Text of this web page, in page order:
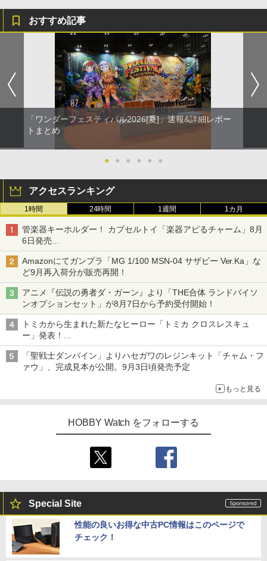
おすすめ記事
「ワンダーフェスティバル2026[夏]」速報&詳細レポー
トまとめ
● ● ● ● ● ●
アクセスランキング
1時間 24時間 1週間 1カ月
管楽器キーホルダー！ カプセルトイ「楽器アピるチャーム」8月
6日発売
チューバ、テナサクなど5種各3色
Amazonにてガンプラ「MG 1/100 MSN-04 サザビー Ver.Ka」な
ど9月再入荷分が販売再開！
アニメ『伝説の勇者ダ・ガーン』より「THE合体 ランドバイソ
ンオプションセット」が8月7日から予約受付開始！
トミカから生まれた新たなヒーロー「トミカ クロスレスキュ
ー」発表！
詳細は後日公開予定
「聖戦士ダンバイン」よりハセガワのレジンキット「チャム・フ
ァウ」、完成見本が公開。9月3日頃発売予定
もっと見る
HOBBY Watch をフォローする
Special Site
性能の良いお得な中古PC情報はこのページで
チェック！